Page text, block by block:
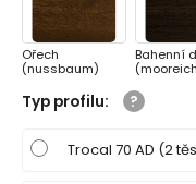
Ořech
(nussbaum)
Bahenní
Typ profilu:
Trocal 70 AD (2